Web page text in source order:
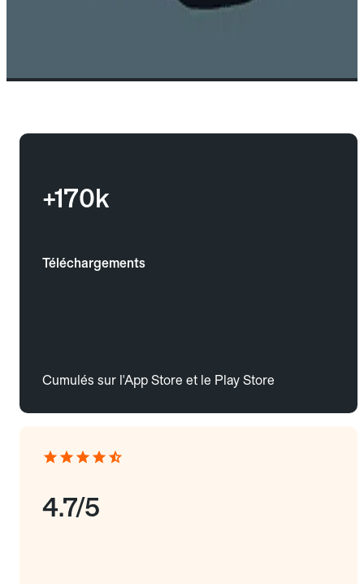
+170k
Téléchargements
Cumulés sur l'App Store et le Play Store
4.7/5